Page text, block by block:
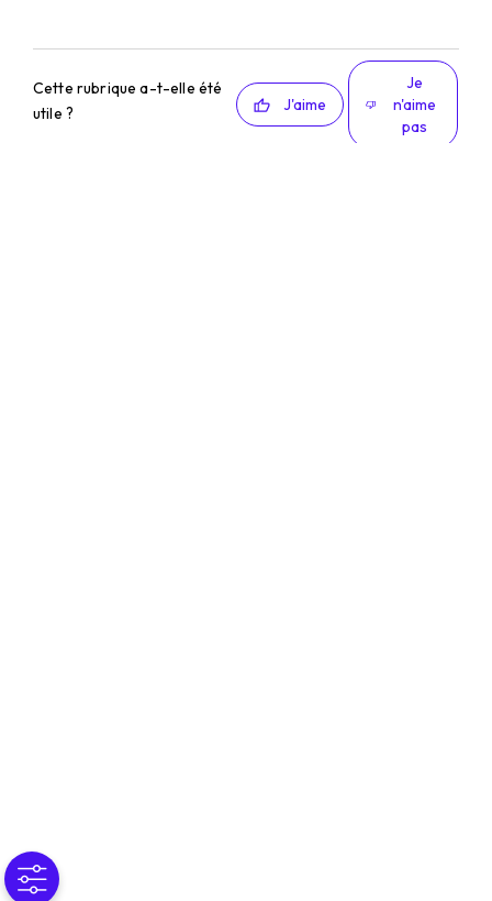
Cette rubrique a-t-elle été
utile ?
J'aime
Je
n'aime
pas